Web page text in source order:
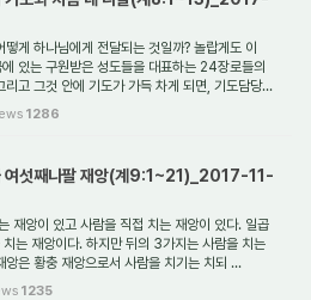
게 하나님에게 전달되는 것일까? 놀랍게도 이
있는 구원받은 성도들을 대표하는 24장로들의
고 그것 안에 기도가 가득 차게 되면, 기도담당...
1286
여섯째나팔 재앙(계9:1~21)_2017-11-
재앙이 있고 사람을 직접 치는 재앙이 있다. 일곱
는 재앙이다. 하지만 뒤의 3가지는 사람을 치는
은 황충 재앙으로서 사람을 치기는 치되 ...
1235